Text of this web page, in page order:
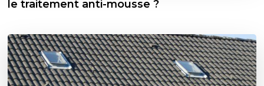
le traitement anti-mousse ?